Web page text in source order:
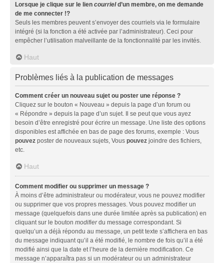
Lorsque je clique sur le lien courrield’un membre, on me demande
de me connecter !?
Seuls les membres peuvent s’envoyer des courriels via le formulaire
intégré (si la fonction a été activée par l’administrateur). Ceci pour
empêcher l’utilisation malveillante de la fonctionnalité par les invités.
Haut
Problèmes liés à la publication de messages
Comment créer un nouveau sujet ou poster une réponse ?
Cliquez sur le bouton « Nouveau » depuis la page d’un forum ou
« Répondre » depuis la page d’un sujet. Il se peut que vous ayez
besoin d’être enregistré pour écrire un message. Une liste des options
disponibles est affichée en bas de page des forums, exemple : Vous
pouvez poster de nouveaux sujets, Vous pouvez joindre des fichiers,
etc.
Haut
Comment modifier ou supprimer un message ?
À moins d’être administrateur ou modérateur, vous ne pouvez modifier
ou supprimer que vos propres messages. Vous pouvez modifier un
message (quelquefois dans une durée limitée après sa publication) en
cliquant sur le bouton modifierdu message correspondant. Si
quelqu’un a déjà répondu au message, un petit texte s’affichera en bas
du message indiquant qu’il a été modifié, le nombre de fois qu’il a été
modifié ainsi que la date et l’heure de la dernière modification. Ce
message n’apparaîtra pas si un modérateur ou un administrateur